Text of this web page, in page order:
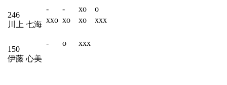
246
川上 七海
- - xo
o
xxo xo xo xxx
150
伊藤 心美
- o xxx